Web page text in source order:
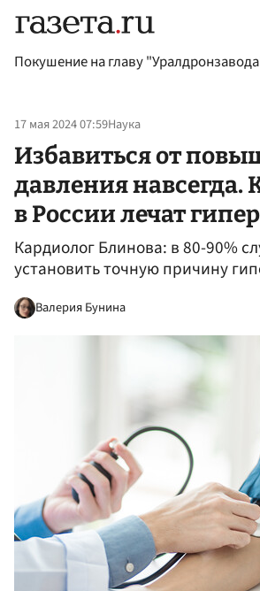
Покушение на главу
17 мая 2024 07:59Наука
Избавиться от
давления навсегда.
в России лечат
Кардиолог Блинова: в 80-90%
установить точную причину
Валерия Бунина